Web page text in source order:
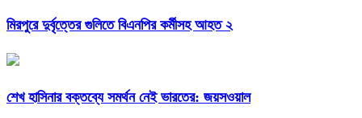
মিরপুরে দুর্বৃত্তের গুলিতে বিএনপির কর্মীসহ আহত ২
শেখ হাসিনার বক্তব্যে সমর্থন নেই ভারতের: জয়সওয়াল